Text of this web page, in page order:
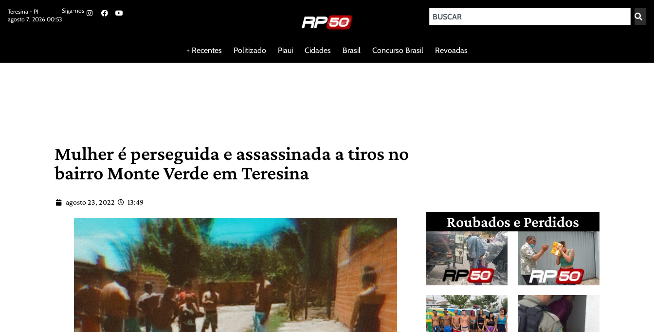
Teresina - PI
agosto 7, 2026 00:53
Siga-nos
+ Recentes Politizado Piaui Cidades Brasil Concurso Brasil Revoadas
Mulher é perseguida e assassinada a tiros no
bairro Monte Verde em Teresina
agosto 23, 2022 13:49
Roubados e Perdidos